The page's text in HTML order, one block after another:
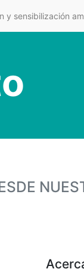
y sensibilización